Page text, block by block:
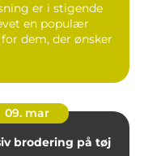
er i stigende
en populær
dem, der ønsker
09. mar
brodering på tøj